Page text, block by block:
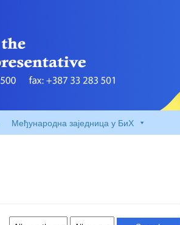
Међународна заједница у БиХ